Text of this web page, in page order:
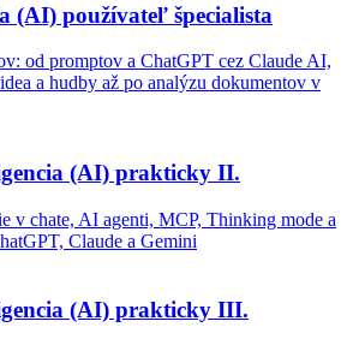
(AI) používateľ špecialista
od promptov a ChatGPT cez Claude AI,
a hudby až po analýzu dokumentov v
(AI) prakticky II.
v chate, AI agenti, MCP, Thinking mode a
Claude a Gemini
(AI) prakticky III.